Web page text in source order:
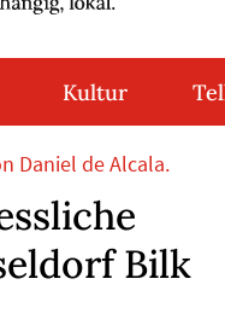
Kultur
Daniel de Alcala.
Bilk